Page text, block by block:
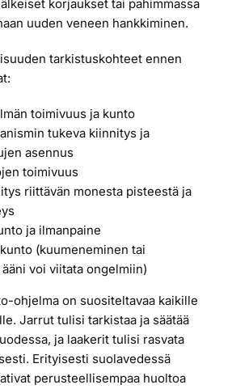
korjaukset tai pahimmassa
uuden veneen hankkiminen.
tarkistuskohteet ennen
toimivuus ja kunto
tukeva kiinnitys ja
asennus
toimivuus
riittävän monesta pisteestä ja
ja ilmanpaine
(kuumeneminen tai
voi viitata ongelmiin)
ohjelma on suositeltavaa kaikille
Jarrut tulisi tarkistaa ja säätää
ja laakerit tulisi rasvata
Erityisesti suolavedessä
perusteellisempaa huoltoa